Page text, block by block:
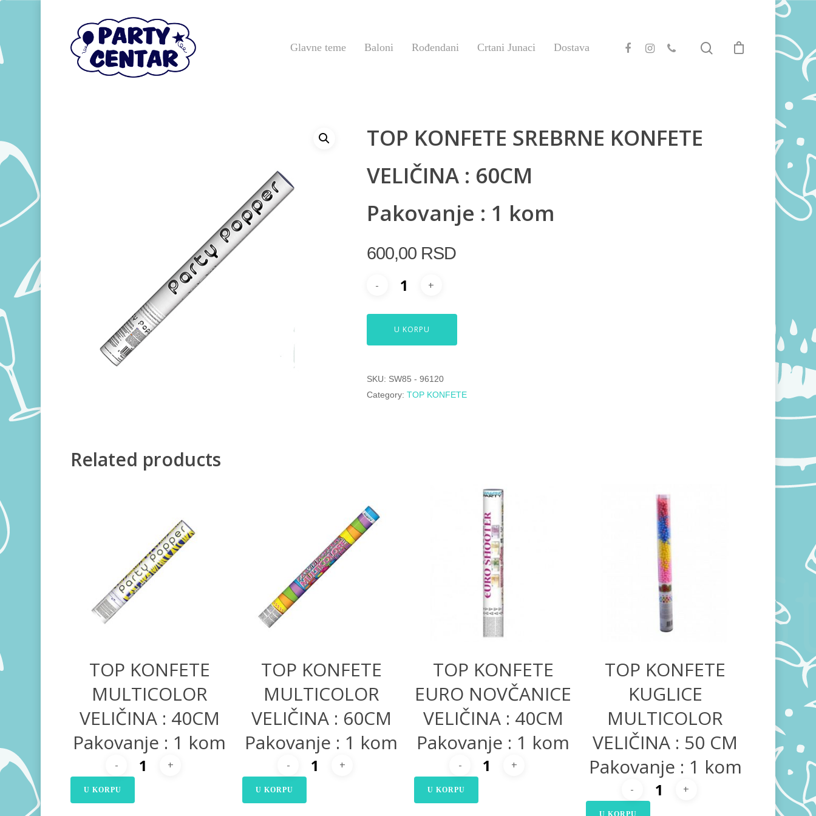
Hit enter to search or ESC to close
Glavne teme Baloni Rođendani Crtani Junaci Dostava
TOP KONFETE SREBRNE KONFETE
VELIČINA : 60CM
Pakovanje : 1 kom
600,00 RSD
U KORPU
SKU: SW85 - 96120
Category: TOP KONFETE
Related products
250,00RSD
TOP KONFETE
MULTICOLOR
VELIČINA : 40CM
Pakovanje : 1 kom
U KORPU
300,00RSD
TOP KONFETE
MULTICOLOR
VELIČINA : 60CM
Pakovanje : 1 kom
U KORPU
400,00RSD
TOP KONFETE
EURO NOVČANICE
VELIČINA : 40CM
Pakovanje : 1 kom
U KORPU
400,00
TOP KONFETE
KUGLICE
MULTICOLOR
VELIČINA : 50 CM
Pakovanje : 1 kom
U KORPU